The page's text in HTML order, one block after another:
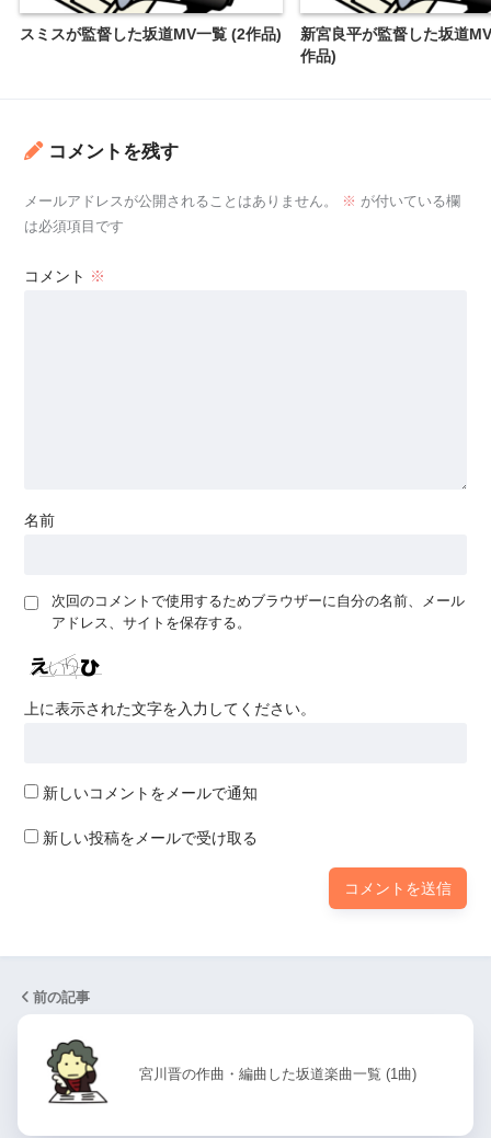
スミスが監督した坂道MV一覧 (2作品)
新宮良平が監督した坂道
作品)
コメントを残す
メールアドレスが公開されることはありません。 ※ が付いている欄
は必須項目です
コメント ※
名前
次回のコメントで使用するためブラウザーに自分の名前、メール
アドレス、サイトを保存する。
上に表示された文字を入力してください。
新しいコメントをメールで通知
新しい投稿をメールで受け取る
前の記事
宮川晋の作曲・編曲した坂道楽曲一覧 (1曲)